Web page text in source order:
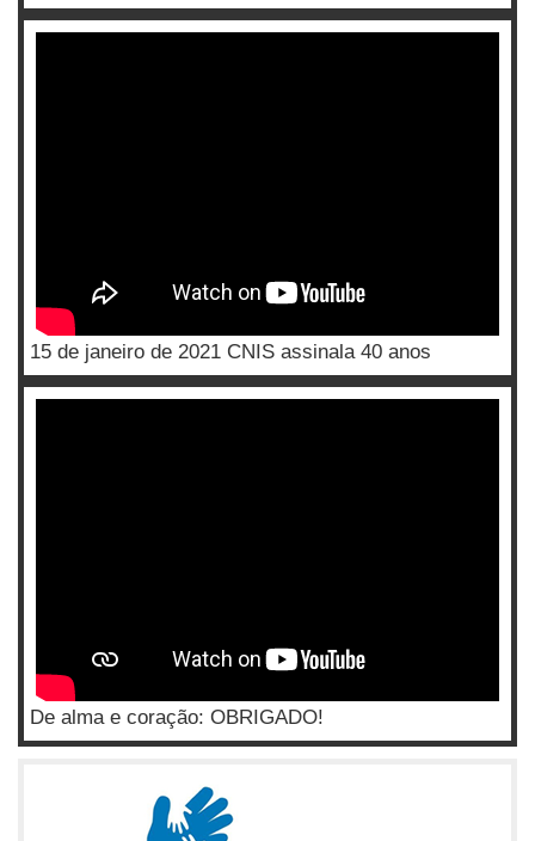
15 de janeiro de 2021 CNIS assinala 40 anos
De alma e coração: OBRIGADO!